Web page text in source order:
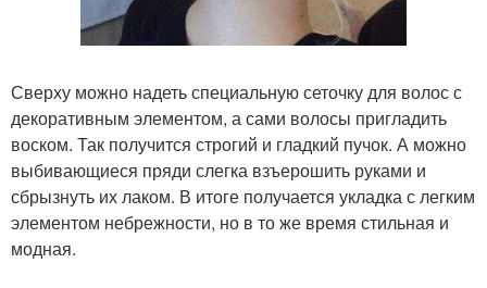
Сверху можно надеть специальную сеточку для волос с
декоративным элементом, а сами волосы пригладить
воском. Так получится строгий и гладкий пучок. А можно
выбивающиеся пряди слегка взъерошить руками и
сбрызнуть их лаком. В итоге получается укладка с легким
элементом небрежности, но в то же время стильная и
модная.